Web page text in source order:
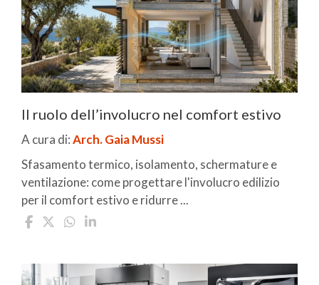
Il ruolo dell’involucro nel comfort estivo
A cura di:Arch. Gaia Mussi
Sfasamento termico, isolamento, schermature e
ventilazione: come progettare l'involucro edilizio
per il comfort estivo e ridurre ...